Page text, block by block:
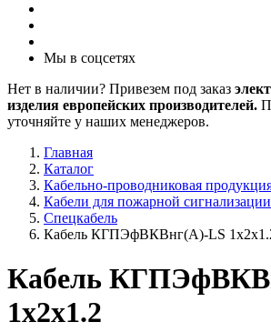
Мы в соцсетях
Нет в наличии? Привезем под заказ
изделия европейских производителей.
уточняйте у наших менеджеров.
Главная
Каталог
Кабельно-проводниковая
Кабели для пожарной
Спецкабель
Кабель КГПЭфВКВнг(А)-LS
Кабель
1х2х1.2